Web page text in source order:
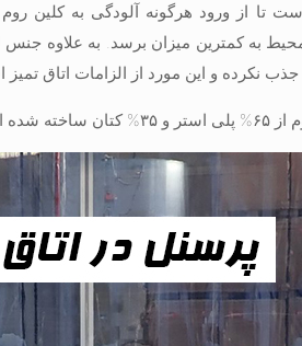
تا از ورود هرگونه آلودگی به کلین
به کمترین میزان برسد. به علاوه جنس
نکرده و این مورد از الزامات اتاق
تهیه شوند.